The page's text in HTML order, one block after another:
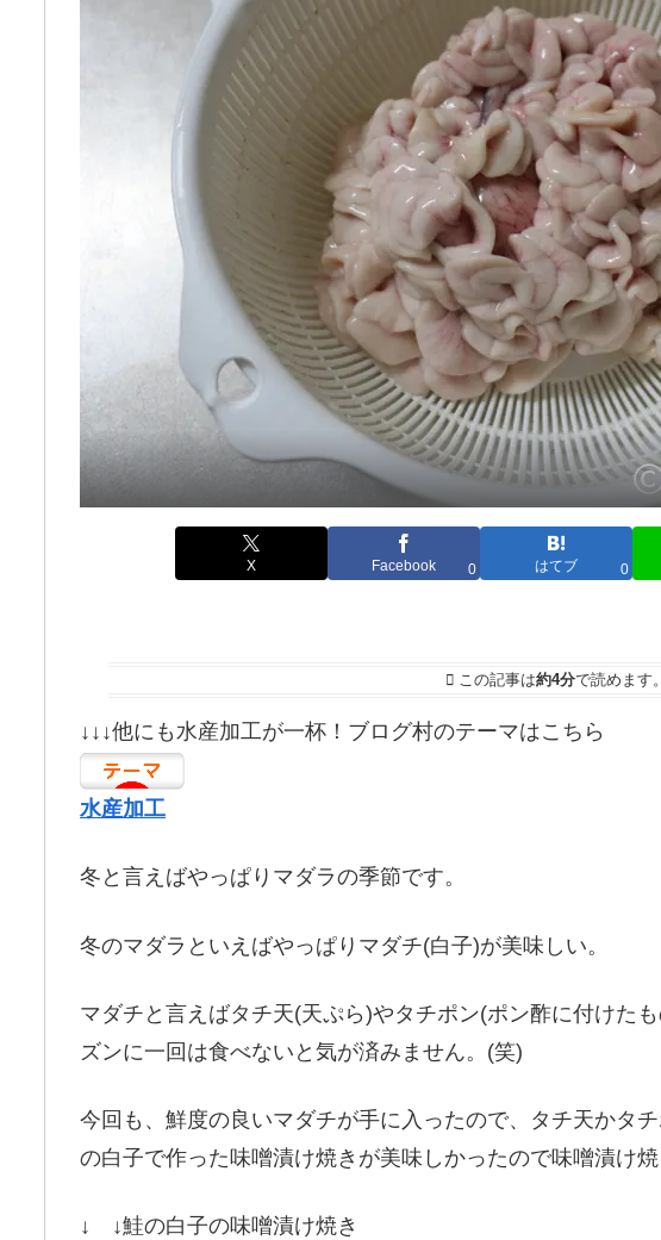
X Facebook 0 はてブ 0
この記事は約4分で読めます。
↓↓↓他にも水産加工が一杯！ブログ村のテーマはこちら
水産加工
冬と言えばやっぱりマダラの季節です。
冬のマダラといえばやっぱりマダチ(白子)が美味しい。
マダチと言えばタチ天(天ぷら)やタチポン(ポン酢に付けた
ズンに一回は食べないと気が済みません。(笑)
今回も、鮮度の良いマダチが手に入ったので、タチ天かタ
の白子で作った味噌漬け焼きが美味しかったので味噌漬け焼
↓ ↓鮭の白子の味噌漬け焼き